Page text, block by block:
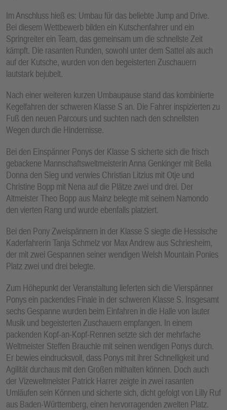
Im Anschluss hieß es: Umbau für das beliebte Jump and Drive.
Bei diesem Wettbewerb bilden ein Kutschenfahrer und ein
Springreiter ein Team, das gemeinsam um die schnellste Zeit
kämpft. Die rasanten Runden, sowohl unter dem Sattel als auch
auf der Kutsche, wurden von den begeisterten Zuschauern
lautstark bejubelt.
Nach einer weiteren kurzen Umbaupause stand das kombinierte
Kegelfahren der schweren Klasse S an. Die Fahrer inspizierten zu
Fuß den neuen Parcours und suchten nach den schnellsten
Wegen durch die Hindernisse.
Bei den Einspänner Ponys der Klasse S sicherte sich die frisch
gebackene Mannschaftsweltmeisterin Anna Genkinger mit Bella
Donna den Sieg und verwies Christian Litzius mit Otje und
Christine Bopp mit Nena auf die Plätze zwei und drei. Der
Altmeister Theo Bopp aus Mainz belegte mit seinem Namondo
den vierten Rang und wurde ebenfalls platziert.
Bei den Pony Zweispännern in der Klasse S siegte die Hessische
Kaderfahrerin Tanja Schmelz vor Max Andrew aus Schriesheim,
der mit zwei Gespannen seiner wendigen Welsh Mountain Ponies
Platz zwei und drei belegte.
Zum Höhepunkt der Veranstaltung lieferten sich die Vierspänner
Ponys ein packendes Finale in der schweren Klasse S. Insgesamt
sechs Gespanne wurden beim Einfahren in die Halle von lauter
Musik und begeisterten Zuschauern empfangen. In einem
packenden Kopf-an-Kopf-Rennen setzte sich der mehrfache
Weltmeister Steffen Brauchle mit seinen wendigen Ponys durch.
Er bewies eindrucksvoll, dass Ponys mit ihrer Schnelligkeit und
Agilität durchaus mit den Großen mithalten können. Doch auch
der Vizeweltmeister Patrick Harrer zeigte in zwei rasanten
Umläufen sein Können und sicherte sich, dicht gefolgt von Lilly Ruf
aus Baden-Württemberg, einen hervorragenden zweiten Platz.